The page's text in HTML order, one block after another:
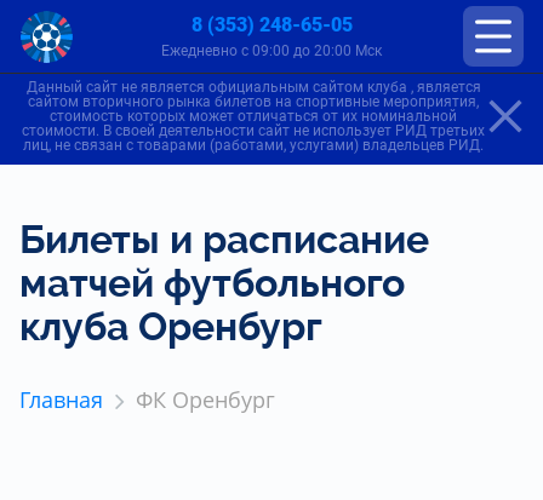
8 (353) 248-65-05
Ежедневно с 09:00 до 20:00 Мск
Данный сайт не является официальным сайтом клуба , является
сайтом вторичного рынка билетов на спортивные мероприятия,
стоимость которых может отличаться от их номинальной
стоимости. В своей деятельности сайт не использует РИД третьих
лиц, не связан с товарами (работами, услугами) владельцев РИД.
Билеты и расписание
матчей футбольного
клуба Оренбург
Главная ФК Оренбург